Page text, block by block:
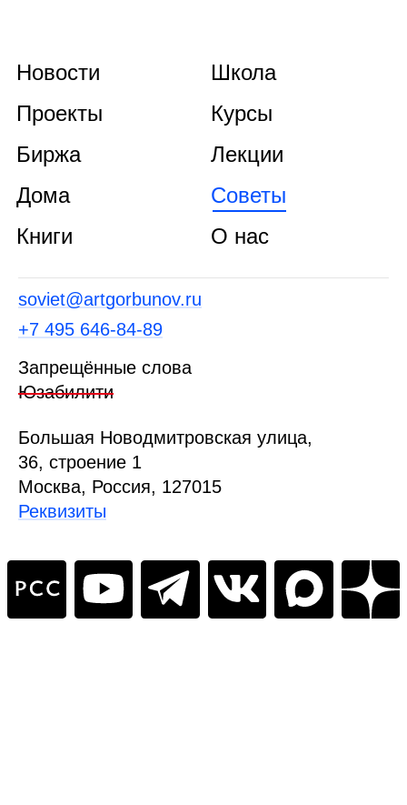
Новости
Проекты
Биржа
Дома
Книги
Школа
Курсы
Лекции
Советы
О нас
soviet@artgorbunov.ru
+7 495 646‑84‑89
Запрещённые слова
Юзабилити
Большая Новодмитровская улица,
36, строение 1
Москва, Россия, 127015
Реквизиты